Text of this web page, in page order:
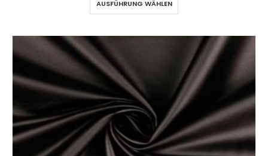
AUSFÜHRUNG WÄHLEN